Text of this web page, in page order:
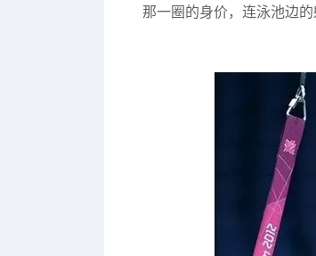
那一圈的身价，连泳池边的